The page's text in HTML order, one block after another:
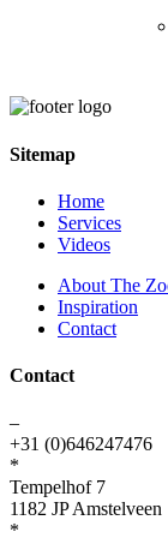
Sitemap
Home
Services
Videos
About The
Inspiration
Contact
Contact
–
+31 (0)646247476
*
Tempelhof 7
1182 JP Amstelveen
*